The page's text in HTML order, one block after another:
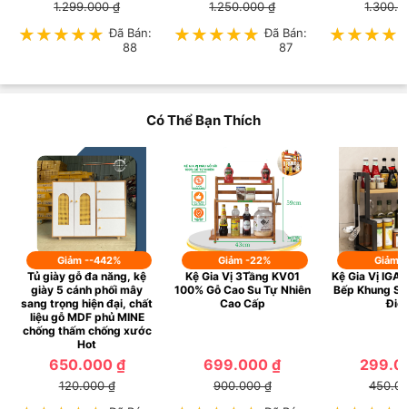
1.299.000 ₫
★★★★★
★★★★★ Đã Bán:
88
1.250.000 ₫
★★★★★
★★★★★ Đã Bán:
87
Có Thể Bạn Thích
Giảm --442%
Tủ giày gỗ đa năng, kệ
giày 5 cánh phối mây
sang trọng hiện đại, chất
liệu gỗ MDF phủ MINE
chống thấm chống xước
Hot
650.000 ₫
120.000 ₫
Giảm -22%
Kệ Gia Vị 3Tầng KV01
100% Gỗ Cao Su Tự Nhiên
Cao Cấp
699.000 ₫
900.000 ₫
Giảm
Kệ Gia Vị IGA
Bếp Khung